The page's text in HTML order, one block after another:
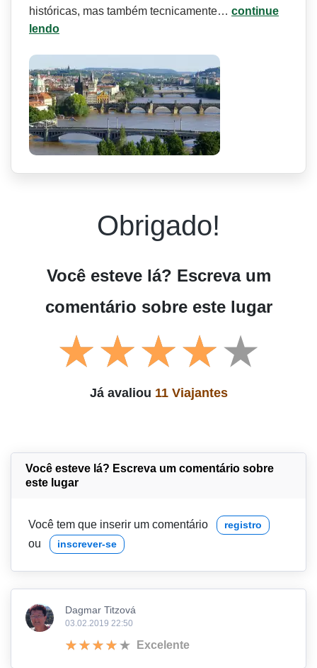
históricas, mas também tecnicamente… continue
lendo
Obrigado!
Você esteve lá? Escreva um
comentário sobre este lugar
Já avaliou 11 Viajantes
Você esteve lá? Escreva um comentário sobre
este lugar
Você tem que inserir um comentário registro
ou inscrever-se
Dagmar Titzová
03.02.2019 22:50
Excelente